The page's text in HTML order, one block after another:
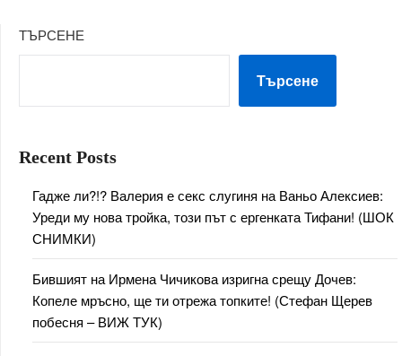
ТЪРСЕНЕ
Търсене
Recent Posts
Гадже ли?!? Валерия е секс слугиня на Ваньо Алексиев:
Уреди му нова тройка, този път с ергенката Тифани! (ШОК
СНИМКИ)
Бившият на Ирмена Чичикова изригна срещу Дочев:
Копеле мръсно, ще ти отрежа топките! (Стефан Щерев
побесня – ВИЖ ТУК)